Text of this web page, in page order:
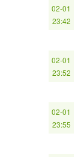
02-01
23:42
02-01
23:52
02-01
23:55